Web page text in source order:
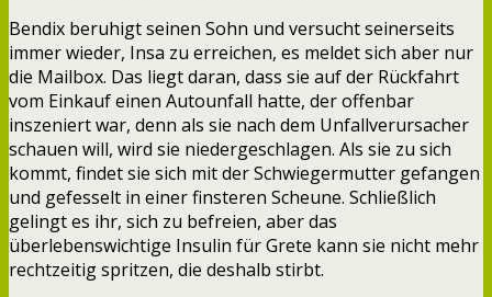
Bendix beruhigt seinen Sohn und versucht seinerseits
immer wieder, Insa zu erreichen, es meldet sich aber nur
die Mailbox. Das liegt daran, dass sie auf der Rückfahrt
vom Einkauf einen Autounfall hatte, der offenbar
inszeniert war, denn als sie nach dem Unfallverursacher
schauen will, wird sie niedergeschlagen. Als sie zu sich
kommt, findet sie sich mit der Schwiegermutter gefangen
und gefesselt in einer finsteren Scheune. Schließlich
gelingt es ihr, sich zu befreien, aber das
überlebenswichtige Insulin für Grete kann sie nicht mehr
rechtzeitig spritzen, die deshalb stirbt.